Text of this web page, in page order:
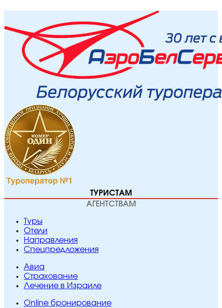
ТУРИСТАМ
АГЕНТСТВАМ
Туры
Отели
Направления
Спецпредложения
Авиа
Страхование
Лечение в Израиле
Online бронирование